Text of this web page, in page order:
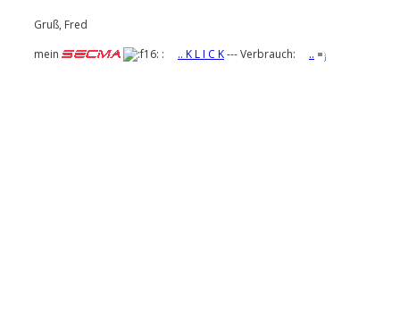
Gruß, Fred
mein
: .. K L I C K--- Verbrauch: ..